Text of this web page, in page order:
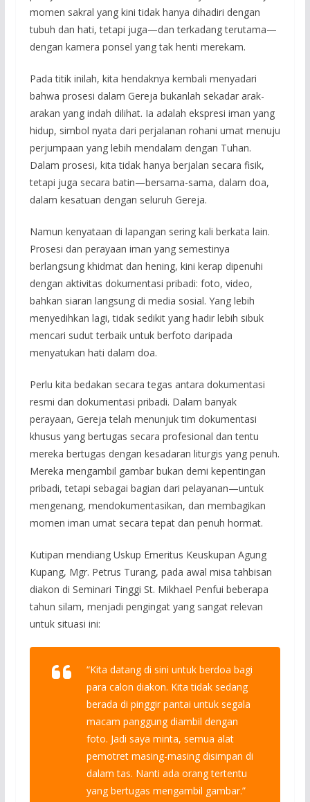
momen sakral yang kini tidak hanya dihadiri dengan
tubuh dan hati, tetapi juga—dan terkadang terutama—
dengan kamera ponsel yang tak henti merekam.
Pada titik inilah, kita hendaknya kembali menyadari
bahwa prosesi dalam Gereja bukanlah sekadar arak-
arakan yang indah dilihat. Ia adalah ekspresi iman yang
hidup, simbol nyata dari perjalanan rohani umat menuju
perjumpaan yang lebih mendalam dengan Tuhan.
Dalam prosesi, kita tidak hanya berjalan secara fisik,
tetapi juga secara batin—bersama-sama, dalam doa,
dalam kesatuan dengan seluruh Gereja.
Namun kenyataan di lapangan sering kali berkata lain.
Prosesi dan perayaan iman yang semestinya
berlangsung khidmat dan hening, kini kerap dipenuhi
dengan aktivitas dokumentasi pribadi: foto, video,
bahkan siaran langsung di media sosial. Yang lebih
menyedihkan lagi, tidak sedikit yang hadir lebih sibuk
mencari sudut terbaik untuk berfoto daripada
menyatukan hati dalam doa.
Perlu kita bedakan secara tegas antara dokumentasi
resmi dan dokumentasi pribadi. Dalam banyak
perayaan, Gereja telah menunjuk tim dokumentasi
khusus yang bertugas secara profesional dan tentu
mereka bertugas dengan kesadaran liturgis yang penuh.
Mereka mengambil gambar bukan demi kepentingan
pribadi, tetapi sebagai bagian dari pelayanan—untuk
mengenang, mendokumentasikan, dan membagikan
momen iman umat secara tepat dan penuh hormat.
Kutipan mendiang Uskup Emeritus Keuskupan Agung
Kupang, Mgr. Petrus Turang, pada awal misa tahbisan
diakon di Seminari Tinggi St. Mikhael Penfui beberapa
tahun silam, menjadi pengingat yang sangat relevan
untuk situasi ini:
“Kita datang di sini untuk berdoa bagi
para calon diakon. Kita tidak sedang
berada di pinggir pantai untuk segala
macam panggung diambil dengan
foto. Jadi saya minta, semua alat
pemotret masing-masing disimpan di
dalam tas. Nanti ada orang tertentu
yang bertugas mengambil gambar.”